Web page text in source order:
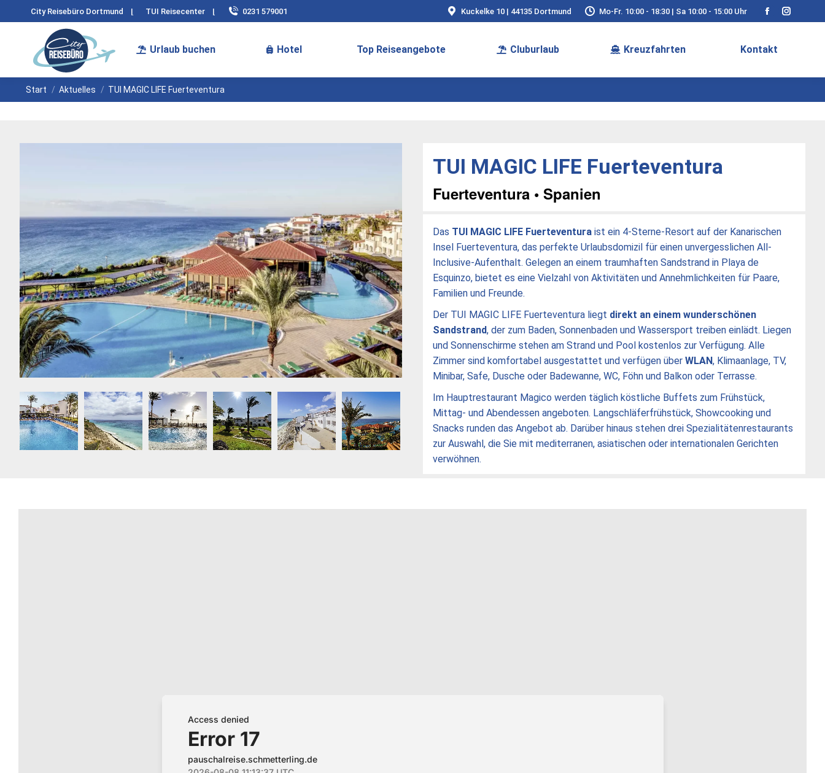
City Reisebüro Dortmund | TUI Reisecenter | 0231 579001 Kuckelke 10 | 44135 Dortmund Mo-Fr. 10:00 - 18:30 | Sa 10:00 - 15:00 Uhr
Facebook
opens
Urlaub buchen Hotel Top Reiseangebote Cluburlaub Kreuzfahrten Kontakt
Sie befinden sich hier:
Start Aktuelles TUI MAGIC LIFE Fuerteventura
TUI MAGIC LIFE Fuerteventura
Fuerteventura • Spanien
Das TUI MAGIC LIFE Fuerteventura ist ein 4-Sterne-Resort auf der Kanarischen
Insel Fuerteventura, das perfekte Urlaubsdomizil für einen unvergesslichen All-
Inclusive-Aufenthalt. Gelegen an einem traumhaften Sandstrand in Playa de
Esquinzo, bietet es eine Vielzahl von Aktivitäten und Annehmlichkeiten für Paare,
Familien und Freunde.
Der TUI MAGIC LIFE Fuerteventura liegt direkt an einem wunderschönen
Sandstrand, der zum Baden, Sonnenbaden und Wassersport treiben einlädt. Liegen
und Sonnenschirme stehen am Strand und Pool kostenlos zur Verfügung. Alle
Zimmer sind komfortabel ausgestattet und verfügen über WLAN, Klimaanlage, TV,
Minibar, Safe, Dusche oder Badewanne, WC, Föhn und Balkon oder Terrasse.
Im Hauptrestaurant Magico werden täglich köstliche Buffets zum Frühstück,
Mittag- und Abendessen angeboten. Langschläferfrühstück, Showcooking und
Snacks runden das Angebot ab. Darüber hinaus stehen drei Spezialitätenrestaurants
zur Auswahl, die Sie mit mediterranen, asiatischen oder internationalen Gerichten
verwöhnen.